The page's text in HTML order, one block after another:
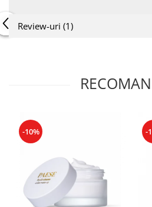
Review-uri (1)
-10% -